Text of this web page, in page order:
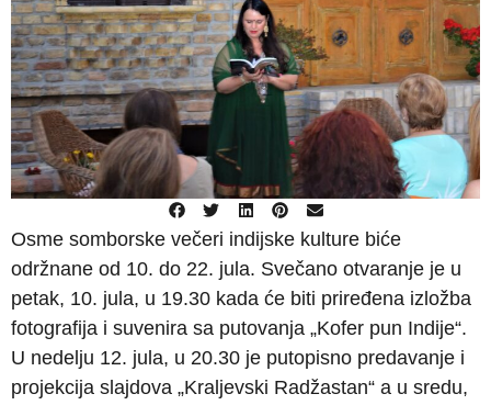
Osme somborske večeri indijske kulture biće
održnane od 10. do 22. jula. Svečano otvaranje je u
petak, 10. jula, u 19.30 kada će biti priređena izložba
fotografija i suvenira sa putovanja „Kofer pun Indije“.
U nedelju 12. jula, u 20.30 je putopisno predavanje i
projekcija slajdova „Kraljevski Radžastan“ a u sredu,